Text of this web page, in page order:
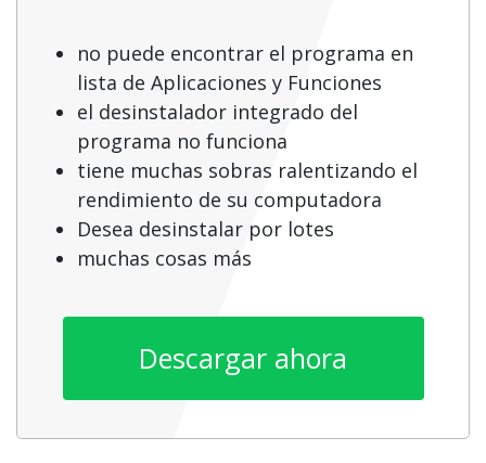
no puede encontrar el programa en
lista de Aplicaciones y Funciones
el desinstalador integrado del
programa no funciona
tiene muchas sobras ralentizando el
rendimiento de su computadora
Desea desinstalar por lotes
muchas cosas más
Descargar ahora